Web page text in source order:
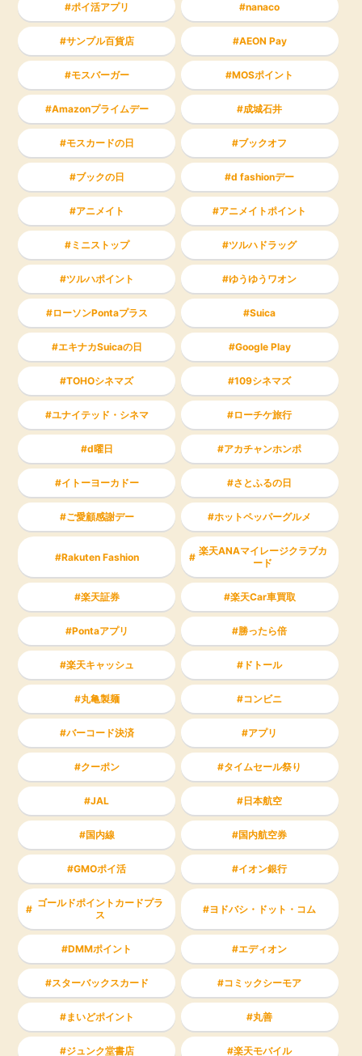
ポイ活アプリ nanaco
サンプル百貨店 AEON Pay
モスバーガー MOSポイント
Amazonプライムデー 成城石井
モスカードの日 ブックオフ
ブックの日 d fashionデー
アニメイト アニメイトポイント
ミニストップ ツルハドラッグ
ツルハポイント ゆうゆうワオン
ローソンPontaプラス Suica
エキナカSuicaの日 Google Play
TOHOシネマズ 109シネマズ
ユナイテッド・シネマ ローチケ旅行
d曜日 アカチャンホンポ
イトーヨーカドー さとふるの日
ご愛顧感謝デー ホットペッパーグルメ
Rakuten Fashion
楽天ANAマイレージクラブカ
ード
楽天証券 楽天Car車買取
Pontaアプリ 勝ったら倍
楽天キャッシュ ドトール
丸亀製麺 コンビニ
バーコード決済 アプリ
クーポン タイムセール祭り
JAL 日本航空
国内線 国内航空券
GMOポイ活 イオン銀行
ゴールドポイントカードプラ
ス
ヨドバシ・ドット・コム
DMMポイント エディオン
スターバックスカード コミックシーモア
まいどポイント 丸善
ジュンク堂書店 楽天モバイル